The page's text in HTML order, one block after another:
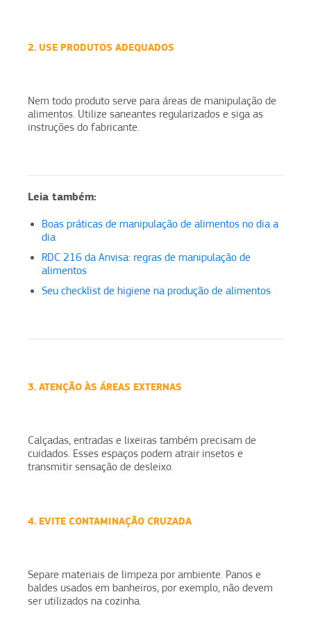
2. USE PRODUTOS ADEQUADOS
Nem todo produto serve para áreas de manipulação de
alimentos. Utilize saneantes regularizados e siga as
instruções do fabricante.
Leia também:
Boas práticas de manipulação de alimentos no dia a
dia
RDC 216 da Anvisa: regras de manipulação de
alimentos
Seu checklist de higiene na produção de alimentos
3. ATENÇÃO ÀS ÁREAS EXTERNAS
Calçadas, entradas e lixeiras também precisam de
cuidados. Esses espaços podem atrair insetos e
transmitir sensação de desleixo.
4. EVITE CONTAMINAÇÃO CRUZADA
Separe materiais de limpeza por ambiente. Panos e
baldes usados em banheiros, por exemplo, não devem
ser utilizados na cozinha.